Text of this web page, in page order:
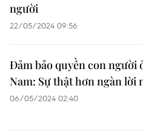
người
22/05/2024 09:56
Đảm bảo quyền con người
Nam: Sự thật hơn ngàn lời
06/05/2024 02:40